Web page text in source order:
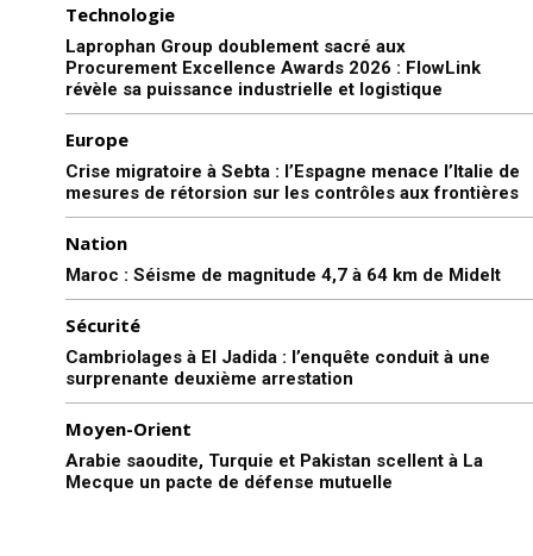
Technologie
Laprophan Group doublement sacré aux
Procurement Excellence Awards 2026 : FlowLink
révèle sa puissance industrielle et logistique
Europe
Crise migratoire à Sebta : l’Espagne menace l’Italie de
mesures de rétorsion sur les contrôles aux frontières
Nation
Maroc : Séisme de magnitude 4,7 à 64 km de Midelt
Sécurité
Cambriolages à El Jadida : l’enquête conduit à une
surprenante deuxième arrestation
Moyen-Orient
Arabie saoudite, Turquie et Pakistan scellent à La
Mecque un pacte de défense mutuelle